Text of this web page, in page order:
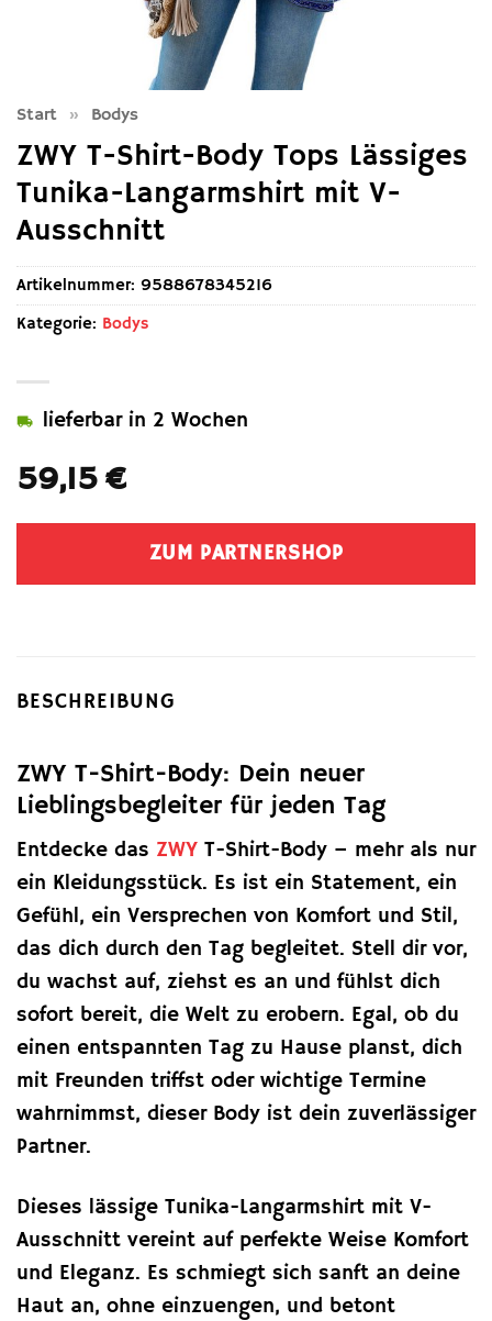
Start » Bodys
ZWY T-Shirt-Body Tops Lässiges
Tunika-Langarmshirt mit V-
Ausschnitt
59,15€
lieferbar in 2 Wochen
ZUM PARTNERSHOP
Artikelnummer: 9588678345216
Kategorie: Bodys
BESCHREIBUNG
ZWY T-Shirt-Body: Dein neuer
Lieblingsbegleiter für jeden Tag
Entdecke das ZWY T-Shirt-Body – mehr als nur
ein Kleidungsstück. Es ist ein Statement, ein
Gefühl, ein Versprechen von Komfort und Stil,
das dich durch den Tag begleitet. Stell dir vor,
du wachst auf, ziehst es an und fühlst dich
sofort bereit, die Welt zu erobern. Egal, ob du
einen entspannten Tag zu Hause planst, dich
mit Freunden triffst oder wichtige Termine
wahrnimmst, dieser Body ist dein zuverlässiger
Partner.
Dieses lässige Tunika-Langarmshirt mit V-
Ausschnitt vereint auf perfekte Weise Komfort
und Eleganz. Es schmiegt sich sanft an deine
Haut an, ohne einzuengen, und betont